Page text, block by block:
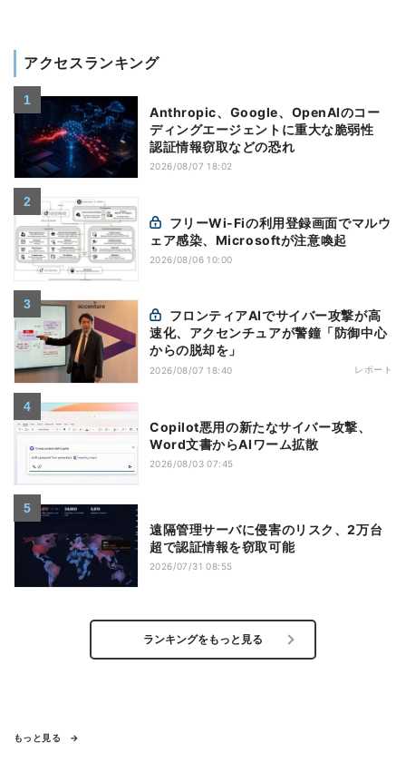
アクセスランキング
Anthropic、Google、OpenAIのコー
ディングエージェントに重大な脆弱性
認証情報窃取などの恐れ
2026/08/07 18:02
ェア感染、Microsoftが注意喚起
2026/08/06 10:00
速化、アクセンチュアが警鐘「防御中心
からの脱却を」
2026/08/07 18:40 レポート
Copilot悪用の新たなサイバー攻撃、
Word文書からAIワーム拡散
2026/08/03 07:45
遠隔管理サーバに侵害のリスク、2万台
超で認証情報を窃取可能
2026/07/31 08:55
ランキングをもっと見る
もっと見る